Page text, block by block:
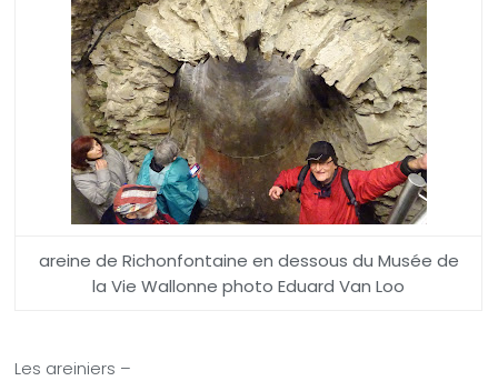
areine de Richonfontaine en dessous du Musée de
la Vie Wallonne photo Eduard Van Loo
Les areiniers –